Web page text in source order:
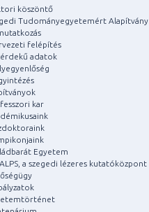
köszöntő
Tudományegyetemért Alapítvány
felépítés
adatok
kar
Egyetem
ALPS, a szegedi lézeres kutatóközpont